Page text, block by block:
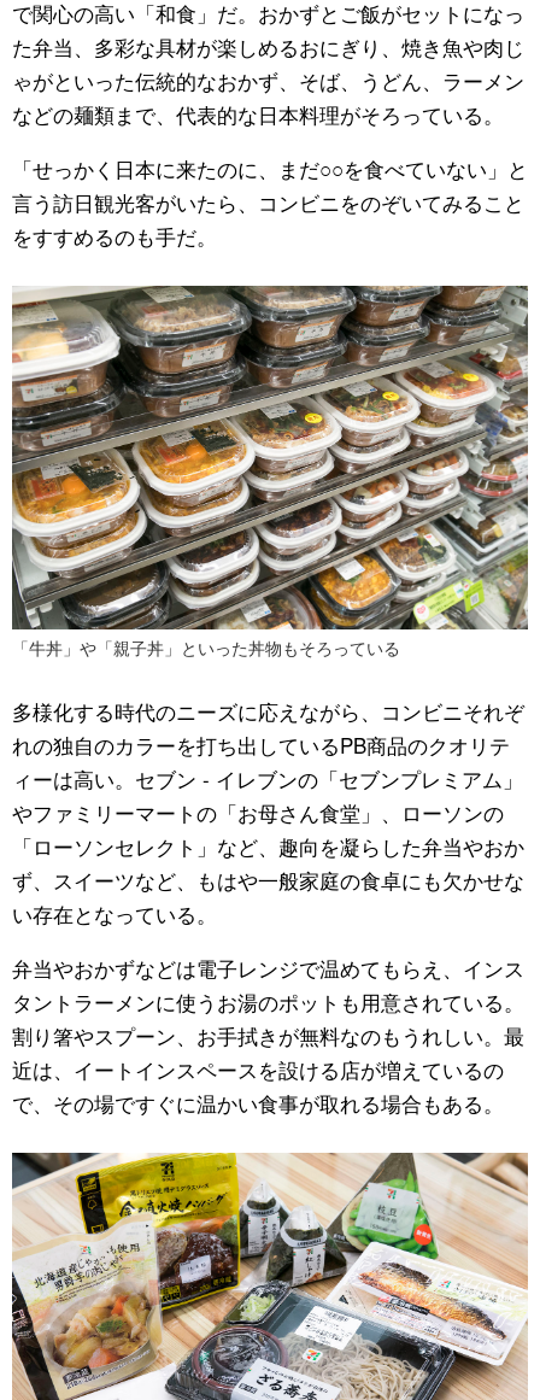
で関心の高い「和食」だ。おかずとご飯がセットになっ
た弁当、多彩な具材が楽しめるおにぎり、焼き魚や肉じ
ゃがといった伝統的なおかず、そば、うどん、ラーメン
などの麺類まで、代表的な日本料理がそろっている。
「せっかく日本に来たのに、まだ○○を食べていない」と
言う訪日観光客がいたら、コンビニをのぞいてみること
をすすめるのも手だ。
「牛丼」や「親子丼」といった丼物もそろっている
多様化する時代のニーズに応えながら、コンビニそれぞ
れの独自のカラーを打ち出しているPB商品のクオリテ
ィーは高い。セブン - イレブンの「セブンプレミアム」
やファミリーマートの「お母さん食堂」、ローソンの
「ローソンセレクト」など、趣向を凝らした弁当やおか
ず、スイーツなど、もはや一般家庭の食卓にも欠かせな
い存在となっている。
弁当やおかずなどは電子レンジで温めてもらえ、インス
タントラーメンに使うお湯のポットも用意されている。
割り箸やスプーン、お手拭きが無料なのもうれしい。最
近は、イートインスペースを設ける店が増えているの
で、その場ですぐに温かい食事が取れる場合もある。